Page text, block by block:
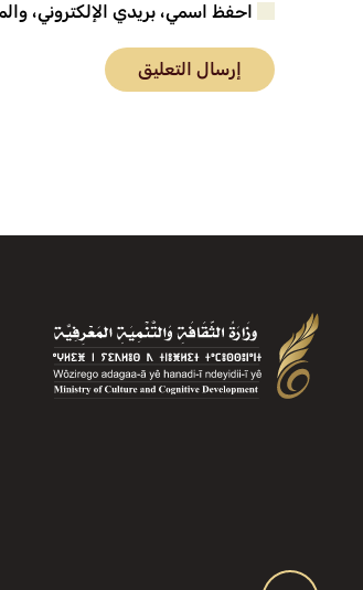
احفظ اسمي، بريدي الإلكتروني،
إرسال التعليق